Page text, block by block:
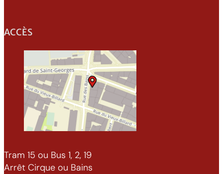
ACCÈS
Tram 15 ou Bus 1, 2, 19
Arrêt Cirque ou Bains